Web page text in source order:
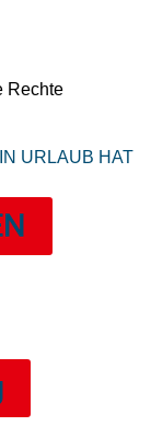
Rechte